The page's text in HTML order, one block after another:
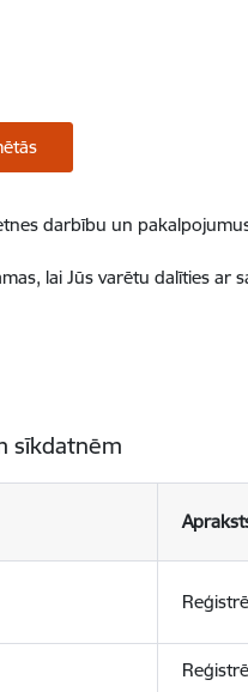
darbību un
lai Jūs varētu dalīties
sīkdatnēm